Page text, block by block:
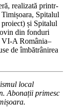
realizată printr-
Spitalul
și Spitalul
din fonduri
VI-A România–
de îmbătrânirea
local
Abonații primesc